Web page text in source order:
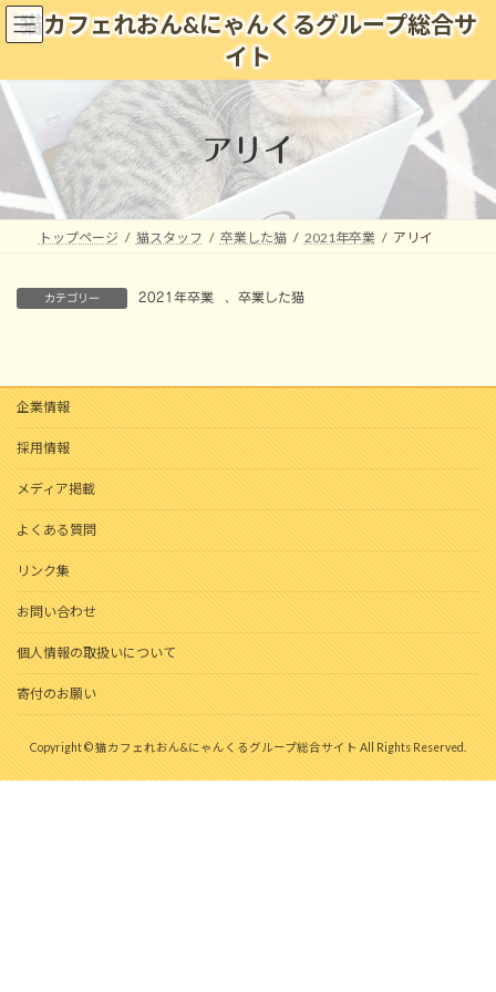
コ
ン
ン
ツ
へ
ッ
プ
ナ
ビ
ー
シ
ョ
移
動
猫カフェれおん&にゃんくるグループ総合サ
イト
アリイ
トップページ 猫スタッフ 卒業した猫 2021年卒業 アリイ
カテゴリー 2021年卒業 卒業した猫
企業情報
採用情報
メディア掲載
よくある質問
リンク集
お問い合わせ
個人情報の取扱いについて
寄付のお願い
Copyright © 猫カフェれおん&にゃんくるグループ総合サイト All Rights Reserved.